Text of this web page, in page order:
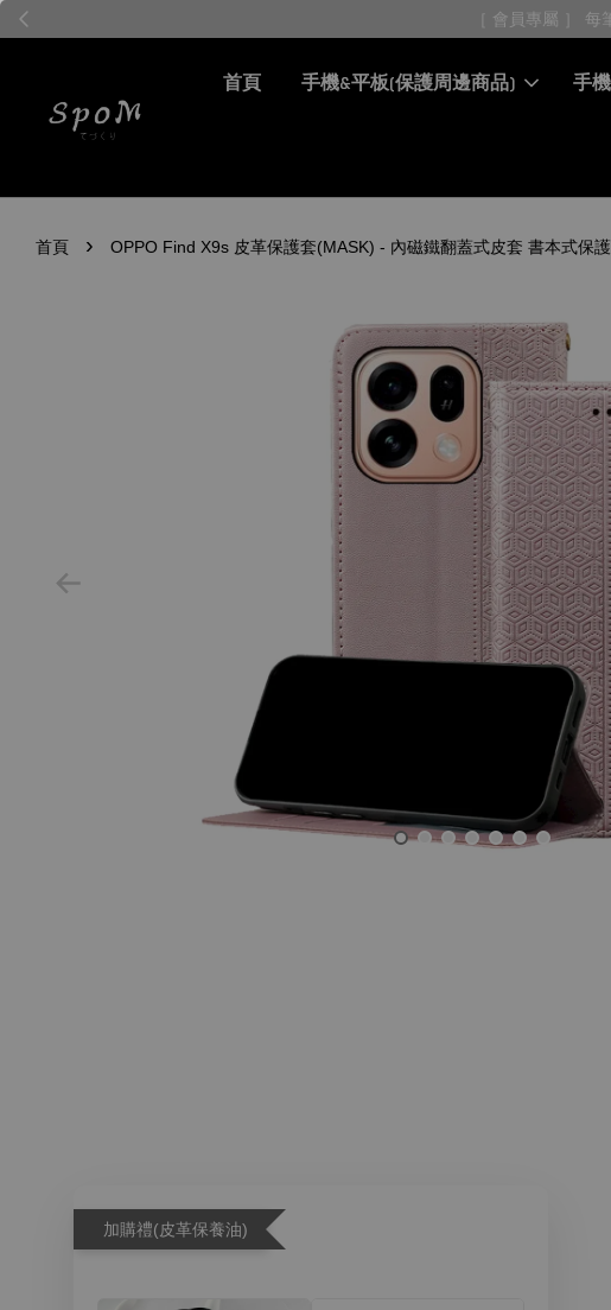
［ 會員專
首頁 手機&平板(保護周邊商品) 手
首頁 › OPPO Find X9s 皮革保護套(MASK) - 內磁鐵翻蓋式皮套 書本式保
加購禮(皮革保養油)